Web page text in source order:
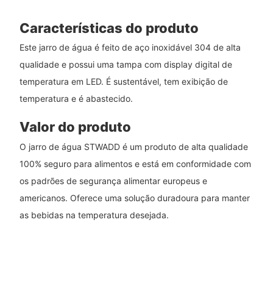
Características do produto
Este jarro de água é feito de aço inoxidável 304 de alta
qualidade e possui uma tampa com display digital de
temperatura em LED. É sustentável, tem exibição de
temperatura e é abastecido.
Valor do produto
O jarro de água STWADD é um produto de alta qualidade
100% seguro para alimentos e está em conformidade com
os padrões de segurança alimentar europeus e
americanos. Oferece uma solução duradoura para manter
as bebidas na temperatura desejada.